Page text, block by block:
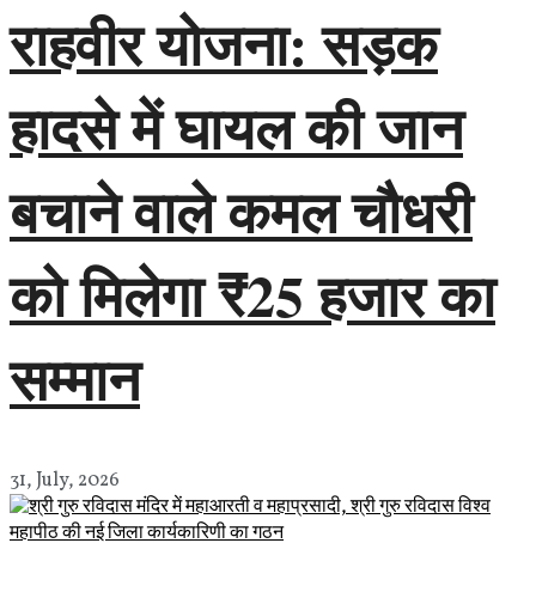
राहवीर योजना: सड़क
हादसे में घायल की जान
बचाने वाले कमल चौधरी
को मिलेगा ₹25 हजार का
सम्मान
31, July, 2026